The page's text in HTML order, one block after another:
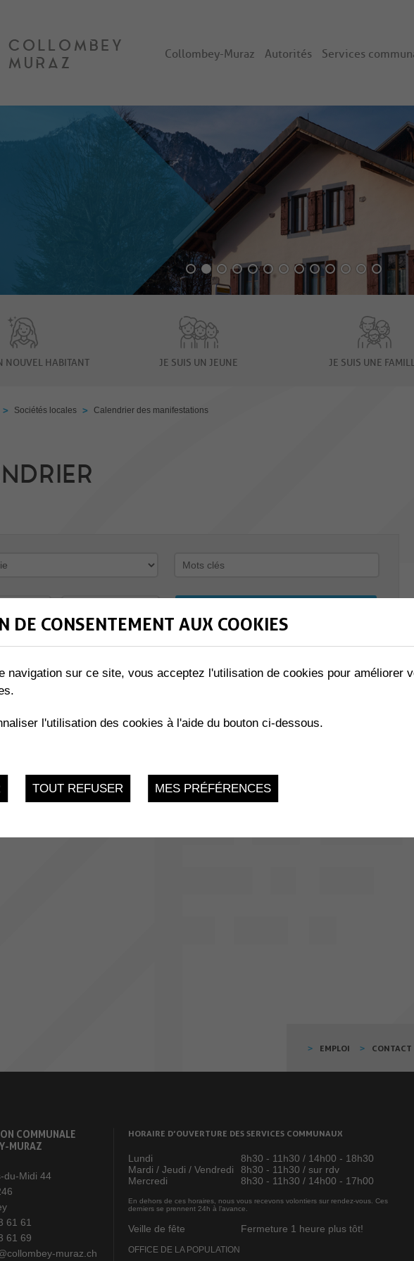
Collombey-Muraz Autorités Services
NOUVEL HABITANT JE SUIS UN JEUNE JE SUIS UNE
> Sociétés locales > Calendrier des manifestations
RÉCEPTION NOUVEAUX ARRIVANTS
Samedi 14 Octobre 2023
EMPLOI CONTACT
COMMUNALE
MURAZ
du-Midi 44
61 61
61 69
muraz.ch
HORAIRE D’OUVERTURE DES SERVICES COMMUNAUX
Lundi
8h30 - 11h30 / 14h00 - 18h30
Mardi / Jeudi / Vendredi
8h30 - 11h30 / sur rdv
Mercredi
8h30 - 11h30 / 14h00 - 17h00
En dehors de ces horaires, nous vous recevons volontiers sur rendez-vous. Ces
derniers se prennent 24h à l’avance.
Veille de fête Fermeture 1 heure plus tôt!
OFFICE DE LA POPULATION
DE CONSENTEMENT AUX COOKIES
navigation sur ce site, vous acceptez l'utilisation de cookies pour améliorer
l'utilisation des cookies à l'aide du bouton ci-dessous.
TOUT REFUSER MES PRÉFÉRENCES